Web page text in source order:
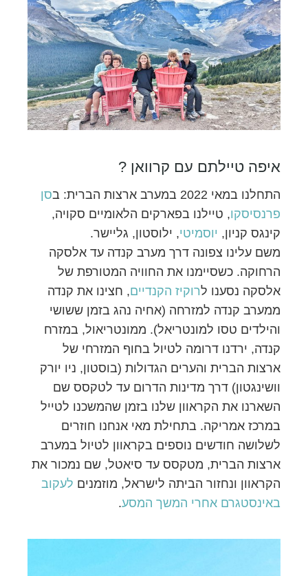
איפה טיילתם עם קרוואן ?
התחלנו במאי 2022 במערב ארצות הברית: ב
סן
פרנסיסקו, טיילנו בפארקים הלאומיים סקויה,
קינגס קניון, יוסמיטי, ילוסטון, גליישר.
משם עלינו צפונה דרך מערב קנדה עד אלסקה
הרחוקה. כשסיימנו את החוויה המטורפת של
אלסקה נסענו לרוקיז הקנדיים, חצינו את קנדה
ממערב קנדה למזרחה (אחיה נהג בזמן ששושי
והילדים טסו למונטריאל). ממונטריאול, במזרח
קנדה, ירדנו דרומה לטיול בחוף המזרחי של
ארצות הברית והערים הגדולות (בוסטון, ניו יורק
וושינגטון) דרך מדינות הדרום עד לטקסס שם
השארנו את הקראוון שלנו בזמן שהמשכנו לטייל
במרכז אמריקה. בתחילת מאי אנחנו חוזרים
לשלושה חודשים נוספים בקראוון לטיול במערב
ארצות הברית, מטקסס עד סיאטל, שם נמכור את
הקראוון ונחזור הביתה לישראל, מוזמנים לעקוב
באינסטגרם אחרי המשך המסע.